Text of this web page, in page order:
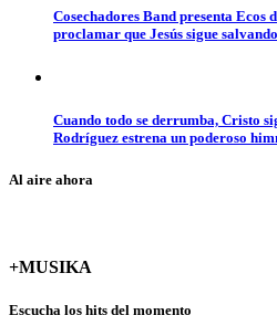
Cosechadores Band presenta Ecos
proclamar que Jesús sigue salvando
Cuando todo se derrumba, Cristo
Rodríguez estrena un poderoso
Al aire ahora
+MUSIKA
Escucha los hits del momento